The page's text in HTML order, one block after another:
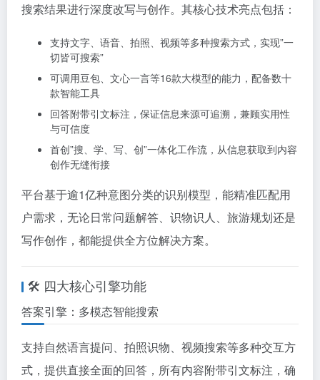
搜索结果进行深度改写与创作。其核心技术亮点包括：
支持文字、语音、拍照、视频等多种搜索方式，实现”一
切皆可搜索”
可调用豆包、文心一言等16款大模型的能力，配备数十
款智能工具
回答附带引文标注，保证信息来源可追溯，兼顾实用性
与可信度
首创”搜、学、写、创”一体化工作流，从信息获取到内容
创作无缝衔接
平台基于逾1亿种意图分类的识别模型，能精准匹配用
户需求，无论日常问题解答、识物识人、旅游规划还是
写作创作，都能提供全方位解决方案。
🛠️ 四大核心引擎功能
答案引擎：多模态智能搜索
支持自然语言提问、拍照识物、视频搜索等多种交互方
式，提供直接全面的回答，所有内容附带引文标注，确